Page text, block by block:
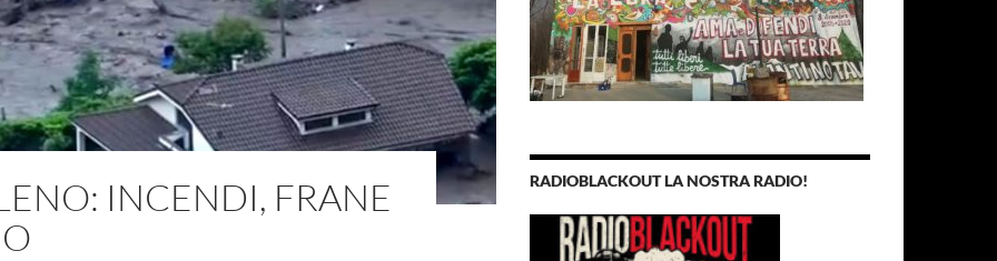
INCENDI, FRANE
RADIOBLACKOUT LA NOSTRA RADIO!